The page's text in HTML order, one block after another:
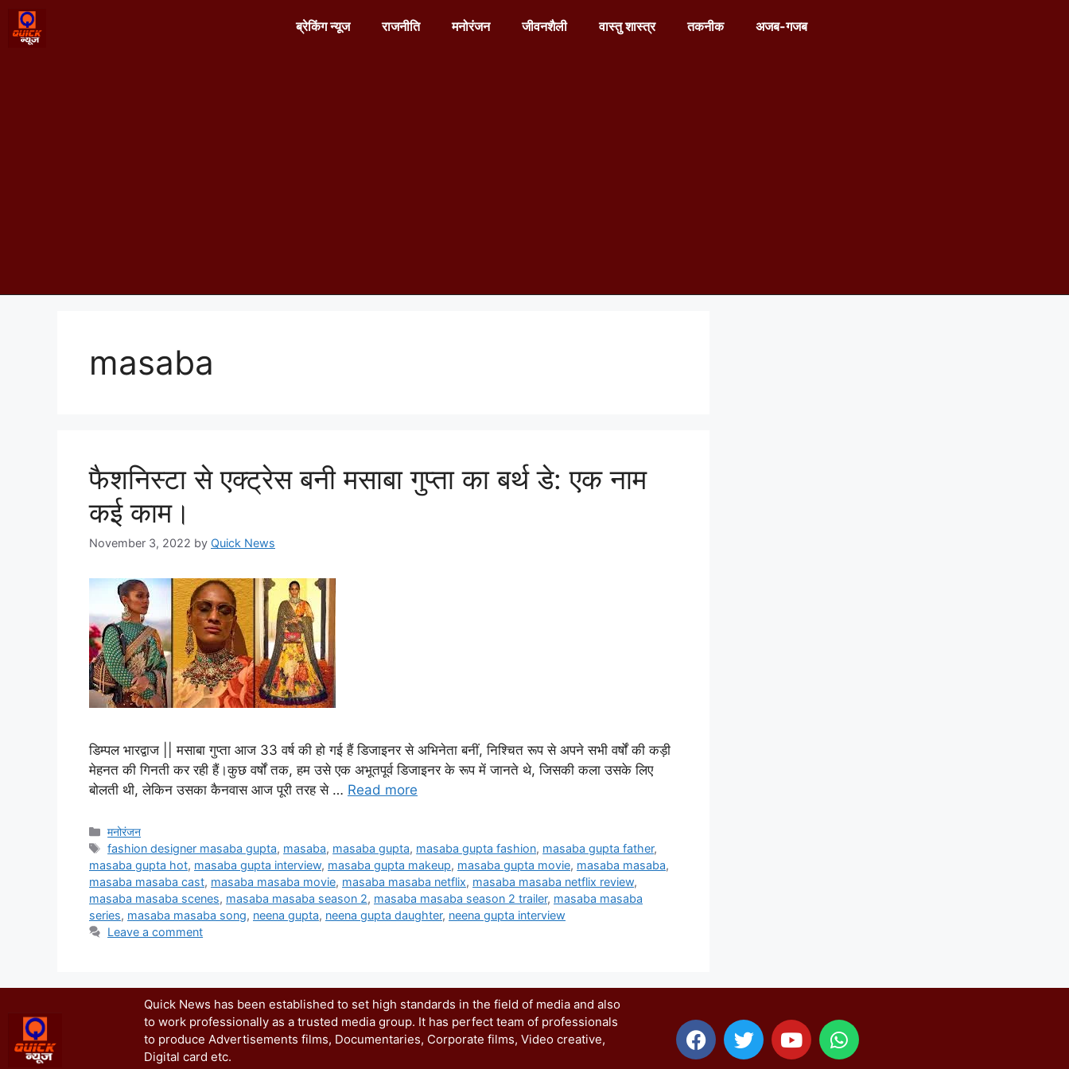
ब्रेकिंग न्यूज राजनीति मनोरंजन जीवनशैली वास्तु शास्त्र तकनीक अजब-गजब
masaba
फैशनिस्टा से एक्ट्रेस बनी मसाबा गुप्ता का बर्थ डे: एक नाम
कई काम।
November 3, 2022 by Quick News
डिम्पल भारद्वाज || मसाबा गुप्ता आज 33 वर्ष की हो गई हैं डिजाइनर से अभिनेता बनीं, निश्चित रूप से अपने सभी वर्षों की कड़ी
मेहनत की गिनती कर रही हैं।कुछ वर्षों तक, हम उसे एक अभूतपूर्व डिजाइनर के रूप में जानते थे, जिसकी कला उसके लिए
बोलती थी, लेकिन उसका कैनवास आज पूरी तरह से … Read more
मनोरंजन
fashion designer masaba gupta, masaba, masaba gupta, masaba gupta fashion, masaba gupta father,
masaba gupta hot, masaba gupta interview, masaba gupta makeup, masaba gupta movie, masaba masaba,
masaba masaba cast, masaba masaba movie, masaba masaba netflix, masaba masaba netflix review,
masaba masaba scenes, masaba masaba season 2, masaba masaba season 2 trailer, masaba masaba
series, masaba masaba song, neena gupta, neena gupta daughter, neena gupta interview
Leave a comment
Quick News has been established to set high standards in the field of media and also
to work professionally as a trusted media group. It has perfect team of professionals
to produce Advertisements films, Documentaries, Corporate films, Video creative,
Digital card etc.